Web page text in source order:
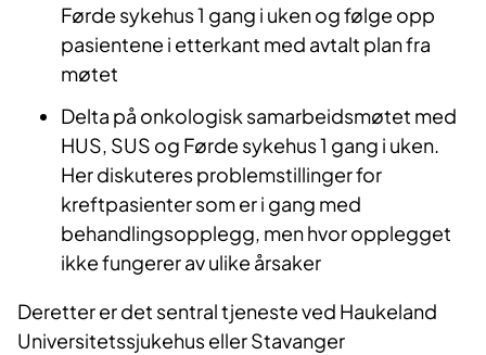
Førde sykehus 1 gang i uken og følge opp
pasientene i etterkant med avtalt plan fra
møtet
Delta på onkologisk samarbeidsmøtet med
HUS, SUS og Førde sykehus 1 gang i uken.
Her diskuteres problemstillinger for
kreftpasienter som er i gang med
behandlingsopplegg, men hvor opplegget
ikke fungerer av ulike årsaker
Deretter er det sentral tjeneste ved Haukeland
Universitetssjukehus eller Stavanger